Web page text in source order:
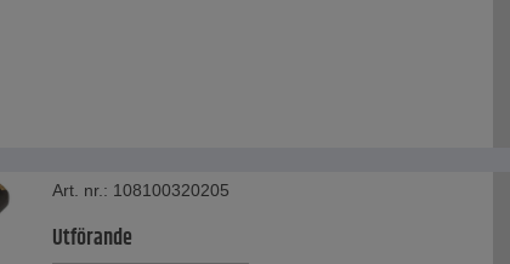
Art. nr.: 108100320205
Utförande